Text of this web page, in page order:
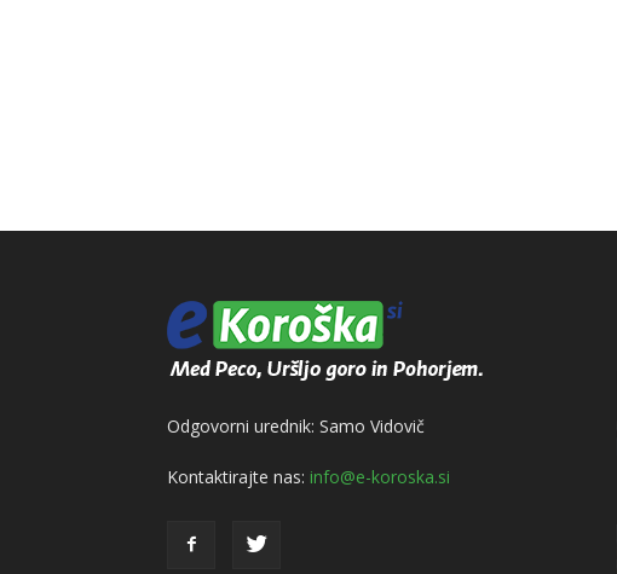
Odgovorni urednik: Samo Vidovič
Kontaktirajte nas: info@e-koroska.si